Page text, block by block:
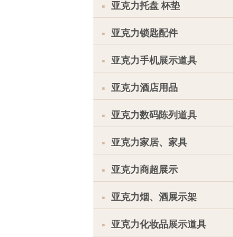
亚克力托盘 杯垫
亚克力锁匙配件
亚克力手机展示道具
亚克力酒店用品
亚克力数码陈列道具
亚克力家居、家具
亚克力商超展示
亚克力烟、酒展示架
亚克力化妆品展示道具